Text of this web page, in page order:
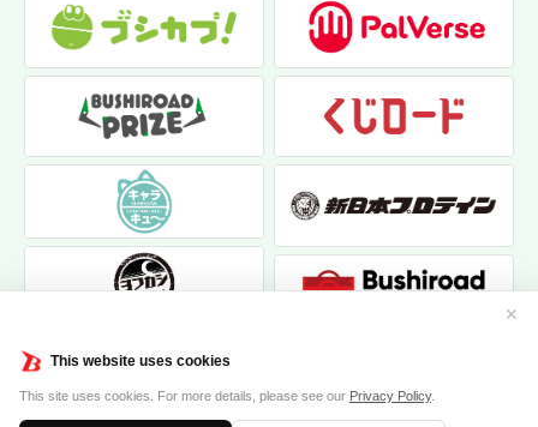
This website uses cookies
This site uses cookies. For more details, please see our Privacy Policy.
✕